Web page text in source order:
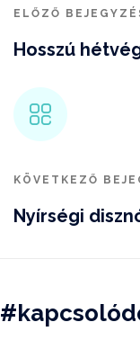
ELŐZŐ
Hosszú
KÖVETKEZŐ
Nyírségi